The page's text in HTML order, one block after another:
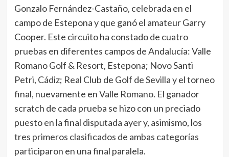
Gonzalo Fernández-Castaño, celebrada en el
campo de Estepona y que ganó el amateur Garry
Cooper. Este circuito ha constado de cuatro
pruebas en diferentes campos de Andalucía: Valle
Romano Golf & Resort, Estepona; Novo Santi
Petri, Cádiz; Real Club de Golf de Sevilla y el torneo
final, nuevamente en Valle Romano. El ganador
scratch de cada prueba se hizo con un preciado
puesto en la final disputada ayer y, asimismo, los
tres primeros clasificados de ambas categorías
participaron en una final paralela.